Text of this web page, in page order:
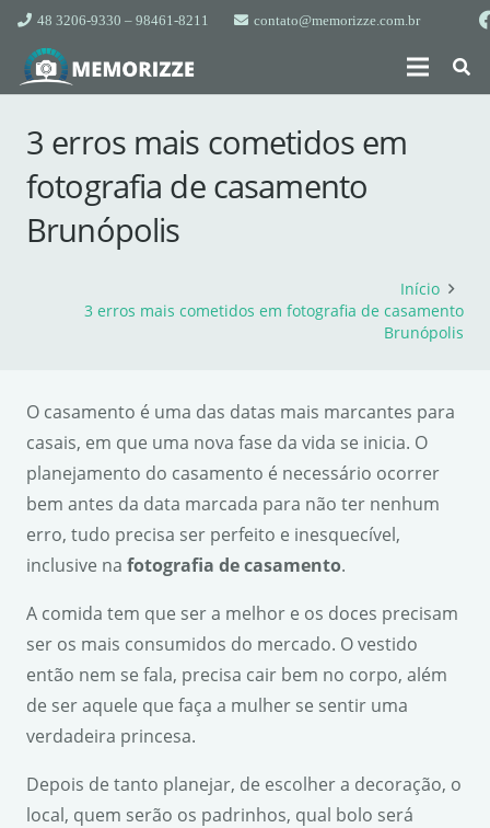
48 3206-9330 – 98461-8211 contato@memorizze.com.br
3 erros mais cometidos em
fotografia de casamento
Brunópolis
Início
3 erros mais cometidos em fotografia de casamento
Brunópolis
O casamento é uma das datas mais marcantes para
casais, em que uma nova fase da vida se inicia. O
planejamento do casamento é necessário ocorrer
bem antes da data marcada para não ter nenhum
erro, tudo precisa ser perfeito e inesquecível,
inclusive na fotografia de casamento.
A comida tem que ser a melhor e os doces precisam
ser os mais consumidos do mercado. O vestido
então nem se fala, precisa cair bem no corpo, além
de ser aquele que faça a mulher se sentir uma
verdadeira princesa.
Depois de tanto planejar, de escolher a decoração, o
local, quem serão os padrinhos, qual bolo será